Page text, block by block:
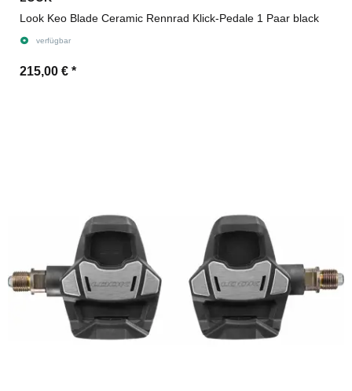
Look Keo Blade Ceramic Rennrad Klick-Pedale 1 Paar black
verfügbar
215,00 € *